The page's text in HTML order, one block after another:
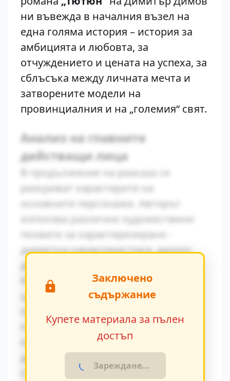
ни въвежда в началния възел на
една голяма история – история за
амбицията и любовта, за
отчуждението и цената на успеха, за
сблъсъка между личната мечта и
затворените модели на
провинциалния и на „големия“ свят.
Анализ на главните
действащи лица
В продължение на разказа се
разкриват характерите на
основните персонажи. Авторът
използва различни художествени
похвати за характеризиране -
директна характеристика, диалог,
действия и вътрешен монолог.
Конфликтът между традиционните
ценности и модерните идеи се
персонажите. Това
противопоставяне създава
драматично напрежение.
Символиката в произведението
Заключено
съдържание
Купете материала за пълен
достъп
Зареждане...